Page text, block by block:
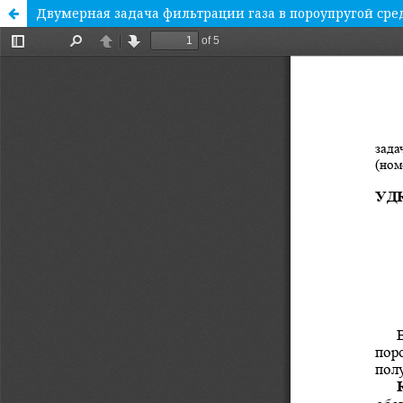
Двумерная задача фильтрации газа в пороупругой